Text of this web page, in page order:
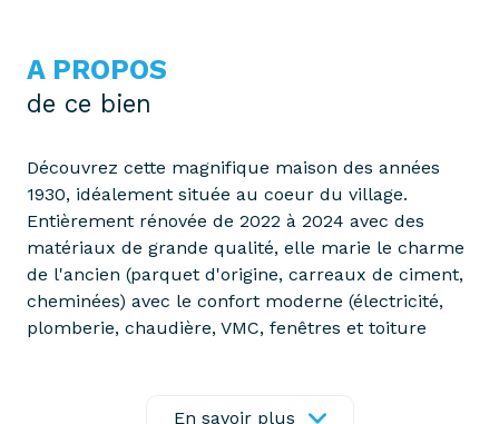
A PROPOS
de ce bien
Découvrez cette magnifique maison des années
1930, idéalement située au coeur du village.
Entièrement rénovée de 2022 à 2024 avec des
matériaux de grande qualité, elle marie le charme
de l'ancien (parquet d'origine, carreaux de ciment,
cheminées) avec le confort moderne (électricité,
plomberie, chaudière, VMC, fenêtres et toiture
dressing, salle d'eau et toilettes, le tout ouvrant sur
En savoir plus